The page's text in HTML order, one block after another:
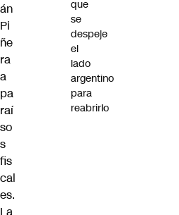
án
Pi
ñe
ra
a
pa
raí
so
s
fis
cal
es.
La
que
se
despeje
el
lado
argentino
para
reabrirlo